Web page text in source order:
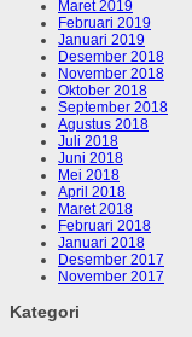
Maret 2019
Februari 2019
Januari 2019
Desember 2018
November 2018
Oktober 2018
September 2018
Agustus 2018
Juli 2018
Juni 2018
Mei 2018
April 2018
Maret 2018
Februari 2018
Januari 2018
Desember 2017
November 2017
Kategori